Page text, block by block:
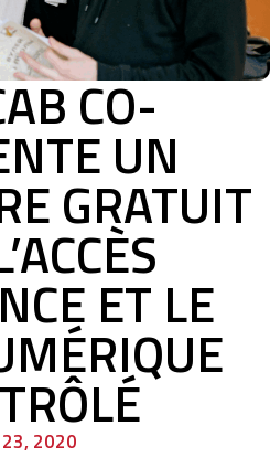
CO-
UN
GRATUIT
ET LE
2020